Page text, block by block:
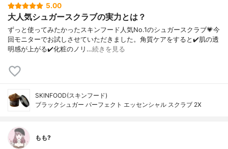
5.00
大人気シュガースクラブの実力とは？
ずっと使ってみたかったスキンフード人気No.1のシュガースクラブ💗今
回モニターでお試しさせていただきました。角質ケアをすると✔️肌の透
明感が上がる✔️化粧のノリ…続きを見る
SKINFOOD(スキンフード)
ブラックシュガー パーフェクト エッセンシャル スクラブ 2X
もも?